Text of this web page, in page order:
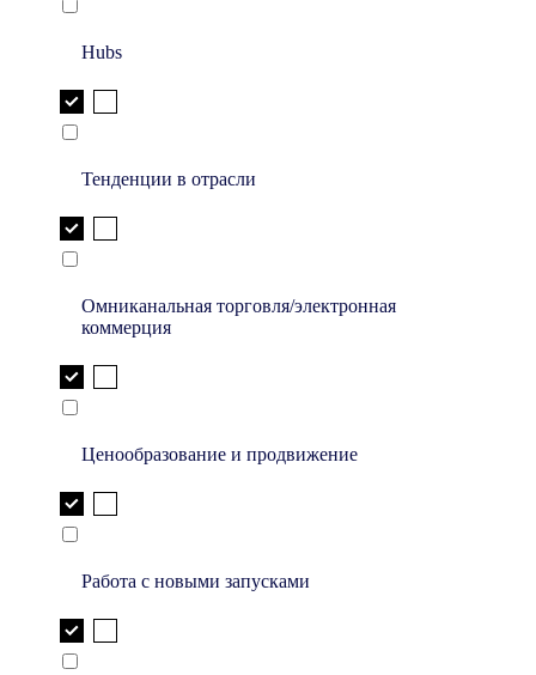
Hubs
Тенденции в отрасли
Омниканальная торговля/электронная
коммерция
Ценообразование и продвижение
Работа с новыми запусками